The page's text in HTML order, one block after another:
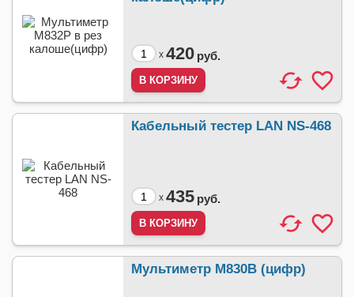
x 420 руб.
Кабельный тестер LAN NS-468
x 435 руб.
Мультиметр М830B (цифр)